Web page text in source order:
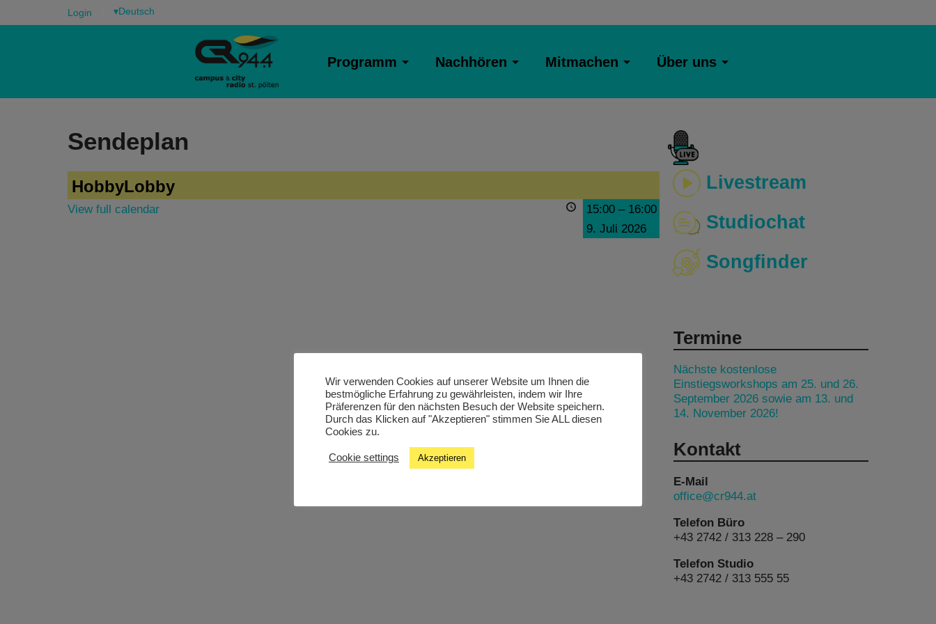
Login ▾
Programm Nachhören Mitmachen Über uns
Sendeplan
HobbyLobby
15:00 – 16:00
9. Juli 2026
View full calendar
Livestream
Studiochat
Songfinder
Termine
Nächste kostenlose
Einstiegsworkshops am 25. und 26.
September 2026 sowie am 13. und
14. November 2026!
Kontakt
E-Mail
office@cr944.at
Telefon Büro
+43 2742 / 313 228 – 290
Telefon Studio
+43 2742 / 313 555 55
Wir verwenden Cookies auf unserer Website um Ihnen die
bestmögliche Erfahrung zu gewährleisten, indem wir Ihre
Präferenzen für den nächsten Besuch der Website speichern.
Durch das Klicken auf "Akzeptieren" stimmen Sie ALL diesen
Cookies zu.
Cookie settings Akzeptieren